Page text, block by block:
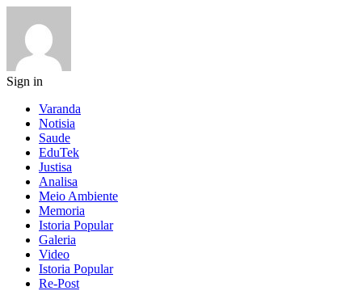
Sign in
Varanda
Notisia
Saude
EduTek
Justisa
Analisa
Meio Ambiente
Memoria
Istoria Popular
Galeria
Video
Istoria Popular
Re-Post